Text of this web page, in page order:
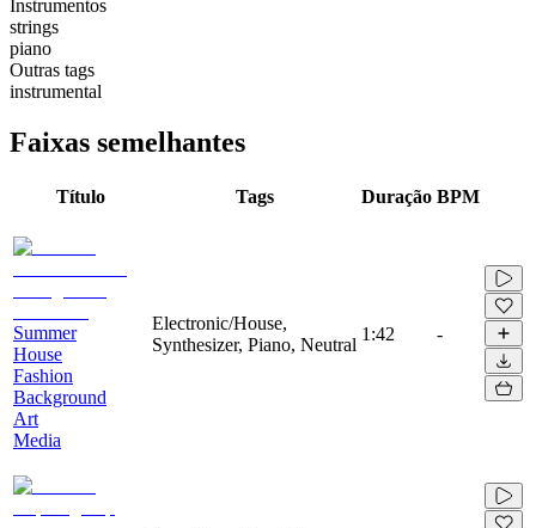
Instrumentos
strings
piano
Outras tags
instrumental
Faixas semelhantes
Título Tags Duração BPM
Summer
House
Fashion
Background
Art
Media
Electronic/House,
Synthesizer, Piano, Neutral
1:42 -